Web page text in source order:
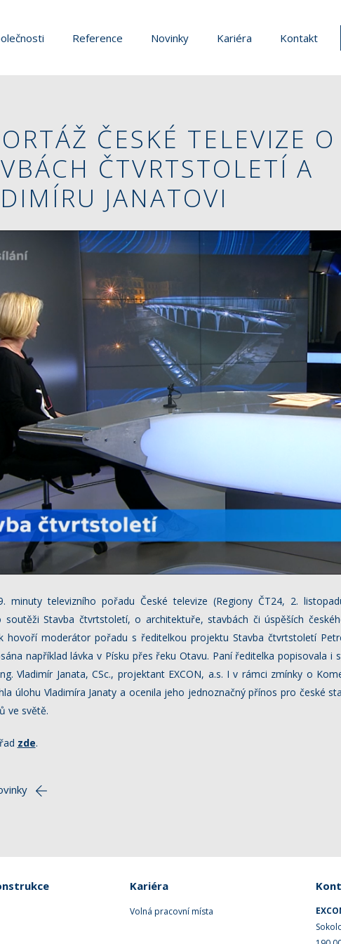
Reference Novinky Kariéra Kontakt
ČESKÉ TELEVIZE O
ČTVRTSTOLETÍ A
JANATOVI
minuty televizního pořadu České televize (Regiony ČT24, 2.
soutěži Stavba čtvrtstoletí, o architektuře, stavbách či úspěších
hovoří moderátor pořadu s ředitelkou projektu Stavba čtvrtstoletí
například lávka v Písku přes řeku Otavu. Paní ředitelka popisovala i
Vladimír Janata, CSc., projektant EXCON, a.s. I v rámci zmínky o
úlohu Vladimíra Janaty a ocenila jeho jednoznačný přínos pro české
ve světě.
zde.
Kariéra
Volná pracovní místa